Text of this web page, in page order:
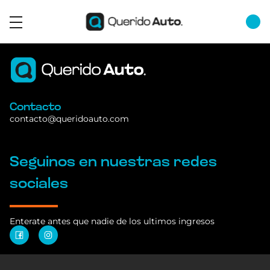
Contacto
contacto@queridoauto.com
Seguinos en nuestras redes
sociales
Enterate antes que nadie de los ultimos ingresos